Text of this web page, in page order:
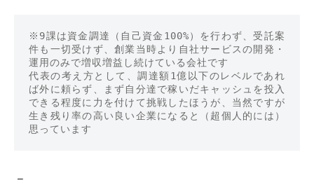
※9課は資金調達（自己資金100%）を行わず、受託案
件も一切受けず、創業当時より自社サービスの開発・
運用のみで増収増益し続けている会社です
代表の考え方として、調達額1億以下のレベルであれ
ば外に頼らず、まず自分達で稼いだキャッシュを投入
できる程度に力を付けて挑戦したほうが、当然ですが
生き残り率の高い良い企業になると（超個人的には）
思っています
–